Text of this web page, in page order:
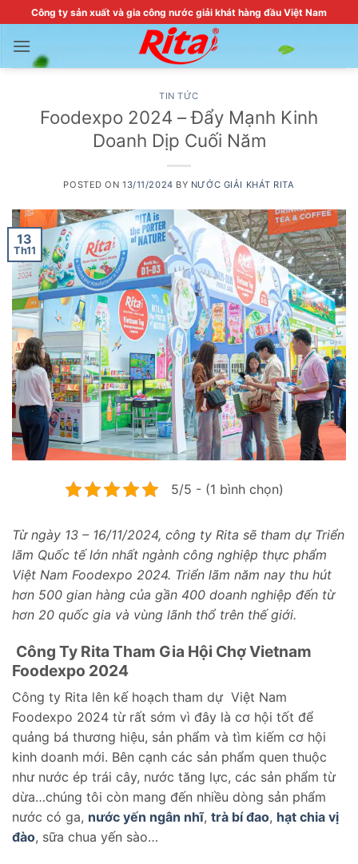
to
content
Công ty sản xuất và gia công nước giải khát hàng đầu Việt Nam
TIN TỨC
Foodexpo 2024 – Đẩy Mạnh Kinh
Doanh Dịp Cuối Năm
POSTED ON13/11/2024 BY NƯỚC GIẢI KHÁT RITA
13
Th11
5/5 - (1 bình chọn)
Từ ngày 13 – 16/11/2024, công ty Rita sẽ tham dự Triển
lãm Quốc tế lớn nhất ngành công nghiệp thực phẩm
Việt Nam Foodexpo 2024. Triển lãm năm nay thu hút
hơn 500 gian hàng của gần 400 doanh nghiệp đến từ
hơn 20 quốc gia và vùng lãnh thổ trên thế giới.
Công Ty Rita Tham Gia Hội Chợ Vietnam
Foodexpo 2024
Công ty Rita lên kế hoạch tham dự Việt Nam
Foodexpo 2024 từ rất sớm vì đây là cơ hội tốt để
quảng bá thương hiệu, sản phẩm và tìm kiếm cơ hội
kinh doanh mới. Bên cạnh các sản phẩm quen thuộc
như nước ép trái cây, nước tăng lực, các sản phẩm từ
dừa…chúng tôi còn mang đến nhiều dòng sản phẩm
nước có ga, nước yến ngân nhĩ, trà bí đao, hạt chia vị
đào, sữa chua yến sào…